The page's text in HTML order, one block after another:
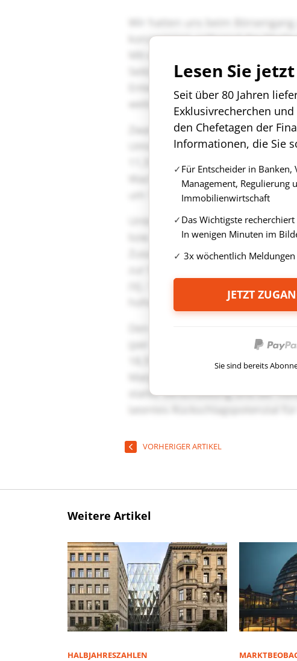
Lesen Sie
Seit über 80 Jahren
Exklusivrecherchen
den Chefetagen der
Informationen, die Sie
Für Entscheider in Banken,
Management, Regulierung
Immobilienwirtschaft
Das Wichtigste
In wenigen Minuten im
3x wöchentlich
JETZT
Sie sind bereits
VORHERIGER ARTIKEL
Weitere Artikel
HALBJAHRESZAHLEN